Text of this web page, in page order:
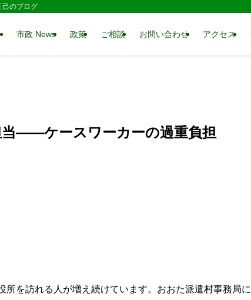
のブログ
市政 News 政策 ご相談 お問い合わせ アクセス
――ケースワーカーの過重負担
を訪れる人が増え続けています。おおた派遣村事務局に